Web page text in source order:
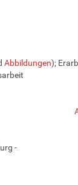
Abbildungen);
-